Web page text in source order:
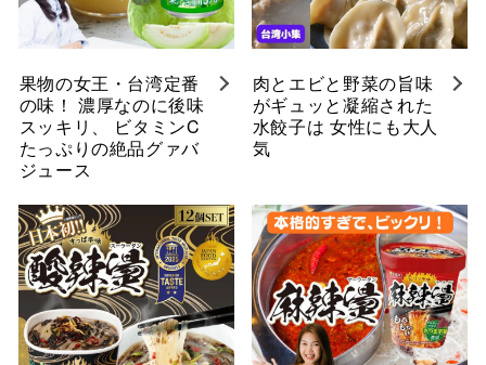
果物の女王・台湾定番
の味！ 濃厚なのに後味
スッキリ、 ビタミンC
たっぷりの絶品グァバ
ジュース
肉とエビと野菜の旨味
がギュッと凝縮された
水餃子は 女性にも大人
気